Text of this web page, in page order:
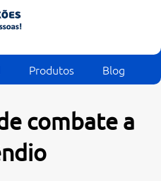
Produtos Blog
combate a